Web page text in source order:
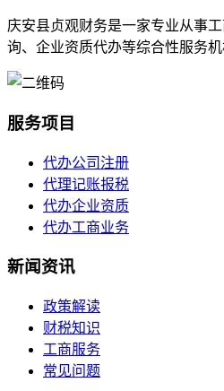
庆安县贞观财务是一家专业从事
询、企业资质代办等综合性服务
服务项目
代办公司注册
代理记账报税
代办企业资质
代办工商业务
新闻资讯
政策解读
财税知识
工商服务
常见问题